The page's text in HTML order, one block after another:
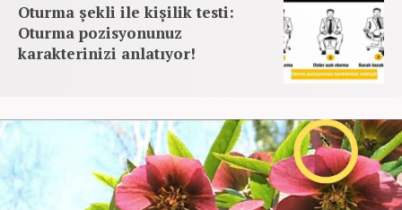
Oturma şekli ile kişilik testi:
Oturma pozisyonunuz
karakterinizi anlatıyor!